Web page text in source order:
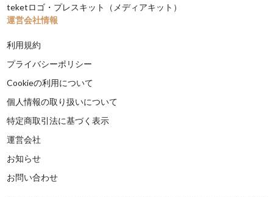
teketロゴ・プレスキット（メディアキット）
運営会社情報
利用規約
プライバシーポリシー
Cookieの利用について
個人情報の取り扱いについて
特定商取引法に基づく表示
運営会社
お知らせ
お問い合わせ